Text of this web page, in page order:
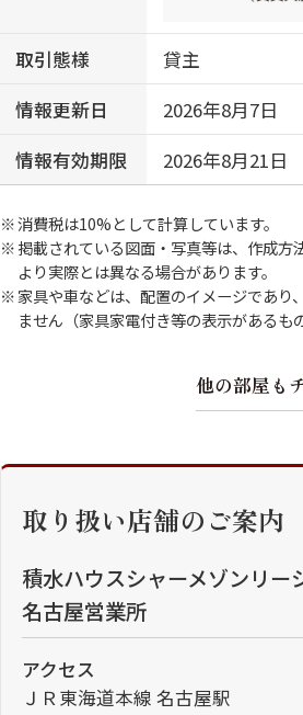
取引態様
貸主
情報更新日
2026年8月7日
情報有効期限
2026年8月21日
消費税は10%として計算しています。
掲載されている図面・写真等は、作成方
より実際とは異なる場合があります。
家具や車などは、配置のイメージであり
ません（家具家電付き等の表示があるも
他の部屋 も
取り扱い店舗のご案内
積水ハウスシャーメゾンリ
名古屋営業所
アクセス
ＪＲ東海道本線 名古屋駅